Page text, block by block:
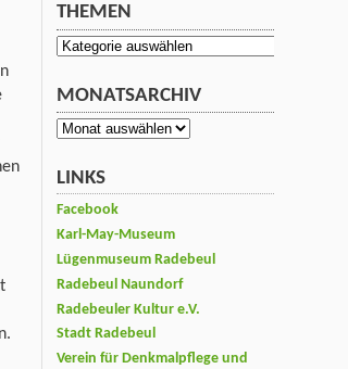
THEMEN
Themen
MONATSARCHIV
Monatsarchiv
LINKS
Facebook
Karl-May-Museum
Lügenmuseum Radebeul
Radebeul Naundorf
Radebeuler Kultur e.V.
Stadt Radebeul
Verein für Denkmalpflege und